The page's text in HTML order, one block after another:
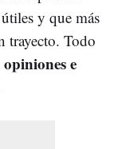
y que más
trayecto. Todo
e